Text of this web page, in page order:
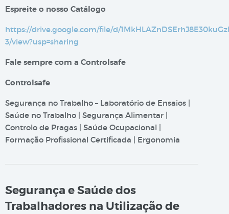
Espreite o nosso Catálogo
https://drive.google.com/file/d/
3/view?usp=sharing
Fale sempre com a Controlsafe
Controlsafe
Segurança no Trabalho – Laboratório de Ensaios |
Saúde no Trabalho | Segurança Alimentar |
Controlo de Pragas | Saúde Ocupacional |
Formação Profissional Certificada | Ergonomia
Segurança e Saúde dos
Trabalhadores na Utilização de